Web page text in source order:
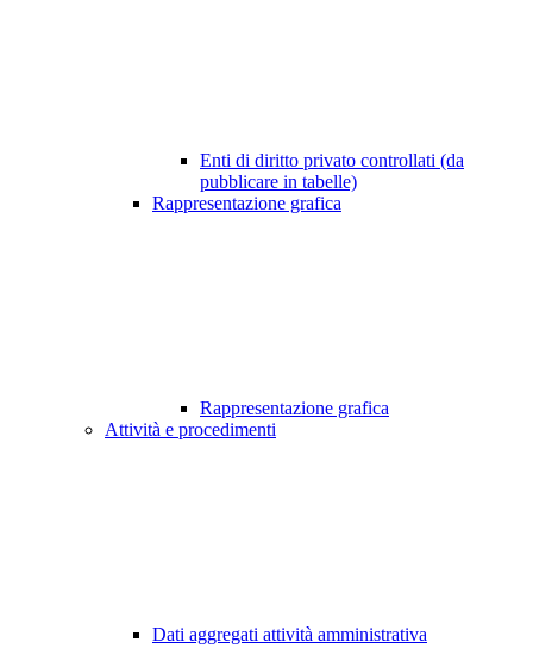
Enti di diritto privato controllati (da
pubblicare in tabelle)
Rappresentazione grafica
Rappresentazione grafica
Attività e procedimenti
Dati aggregati attività amministrativa